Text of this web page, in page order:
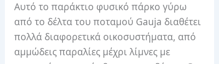
Αυτό το παράκτιο φυσικό πάρκο γύρω
από το δέλτα του ποταμού Gauja διαθέτει
πολλά διαφορετικά οικοσυστήματα, από
αμμώδεις παραλίες μέχρι λίμνες με